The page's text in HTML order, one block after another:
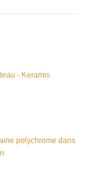
- Keramis
polychrome dans